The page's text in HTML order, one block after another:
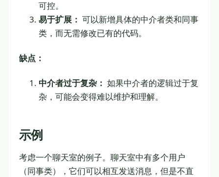
可控。
易于扩展： 可以新增具体的中介者类和同事
类，而无需修改已有的代码。
缺点：
中介者过于复杂： 如果中介者的逻辑过于复
杂，可能会变得难以维护和理解。
示例
考虑一个聊天室的例子。聊天室中有多个用户
（同事类），它们可以相互发送消息，但是不直